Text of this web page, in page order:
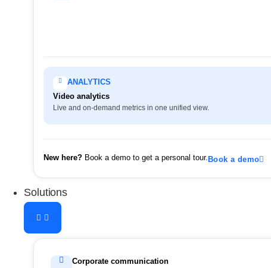
ANALYTICS
Video analytics
Live and on-demand metrics in one unified view.
New here? Book a demo to get a personal tour. Book a demo
Solutions
Corporate communication